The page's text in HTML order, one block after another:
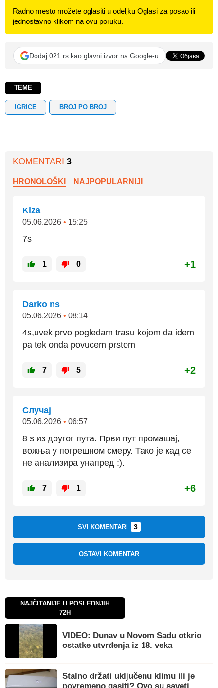
Radno mesto možete oglasiti u odeljku Oglasi za posao ili
jednostavno klikom na ovu poruku.
Dodaj 021.rs kao glavni izvor na Google-u
TEME
IGRICE BROJ PO BROJ
KOMENTARI 3
HRONOLOŠKI NAJPOPULARNIJI
Kiza
05.06.2026 • 15:25
7s
1 0 +1
Darko ns
05.06.2026 • 08:14
4s,uvek prvo pogledam trasu kojom da idem
pa tek onda povucem prstom
7 5 +2
Случај
05.06.2026 • 06:57
8 s из другог пута. Први пут промашај,
вожња у погрешном смеру. Тако је кад се
не анализира унапред :).
7 1 +6
SVI KOMENTARI 3
OSTAVI KOMENTAR
NAJČITANIJE U POSLEDNJIH
72H
VIDEO: Dunav u Novom Sadu otkrio
ostatke utvrđenja iz 18. veka
Stalno držati uključenu klimu ili je
povremeno gasiti? Ovo su saveti